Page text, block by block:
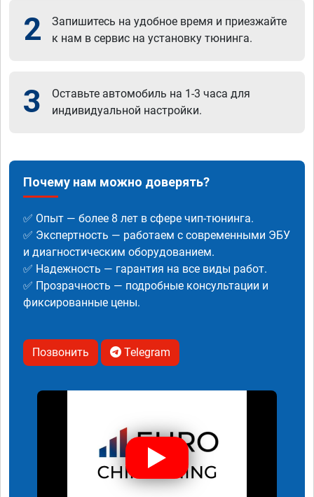
2
Запишитесь на удобное время и приезжайте
к нам в сервис на установку тюнинга.
3
Оставьте автомобиль на 1-3 часа для
индивидуальной настройки.
Почему нам можно доверять?
✅ Опыт — более 8 лет в сфере чип-тюнинга.
✅ Экспертность — работаем с современными ЭБУ
и диагностическим оборудованием.
✅ Надежность — гарантия на все виды работ.
✅ Прозрачность — подробные консультации и
фиксированные цены.
Позвонить Telegram